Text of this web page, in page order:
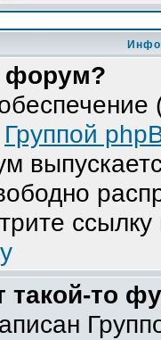
форум?
Группой
ссылку
такой-то